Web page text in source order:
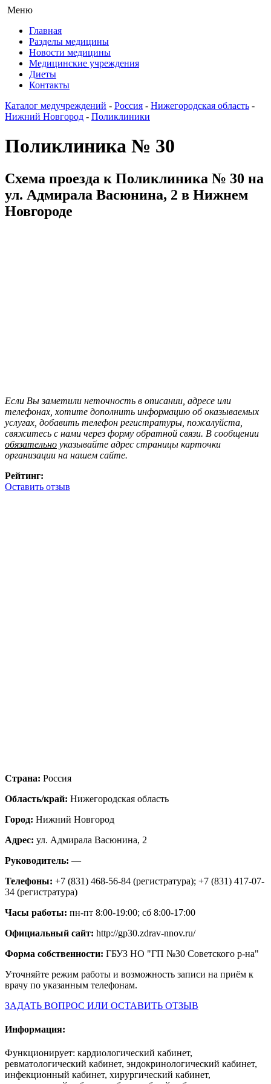
Меню
Главная
Разделы медицины
Новости медицины
Медицинские учреждения
Диеты
Контакты
Каталог медучреждений - Россия - Нижегородская область -
Нижний Новгород - Поликлиники
Поликлиника № 30
Схема проезда к Поликлиника № 30 на
ул. Адмирала Васюнина, 2 в Нижнем
Новгороде
Если Вы заметили неточность в описании, адресе или
телефонах, хотите дополнить информацию об оказываемых
услугах, добавить телефон регистратуры, пожалуйста,
свяжитесь с нами через форму обратной связи. В сообщении
обязательно указывайте адрес страницы карточки
организации на нашем сайте.
Рейтинг:
Оставить отзыв
Страна: Россия
Область/край: Нижегородская область
Город: Нижний Новгород
Адрес: ул. Адмирала Васюнина, 2
Руководитель: —
Телефоны: +7 (831) 468-56-84 (регистратура); +7 (831) 417-07-
34 (регистратура)
Часы работы: пн-пт 8:00-19:00; сб 8:00-17:00
Официальный сайт: http://gp30.zdrav-nnov.ru/
Форма собственности: ГБУЗ НО "ГП №30 Советского р-на"
Уточняйте режим работы и возможность записи на приём к
врачу по указанным телефонам.
ЗАДАТЬ ВОПРОС ИЛИ ОСТАВИТЬ ОТЗЫВ
Информация:
Функционирует: кардиологический кабинет,
ревматологический кабинет, эндокринологический кабинет,
инфекционный кабинет, хирургический кабинет,